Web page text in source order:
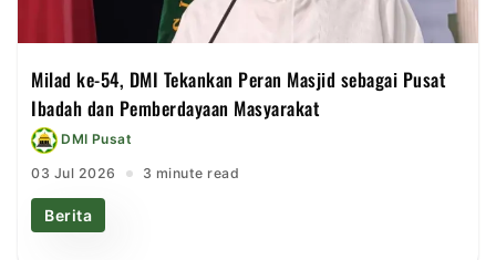
Milad ke-54, DMI Tekankan Peran Masjid sebagai Pusat
Ibadah dan Pemberdayaan Masyarakat
DMI Pusat
03 Jul 2026 3 minute read
Berita